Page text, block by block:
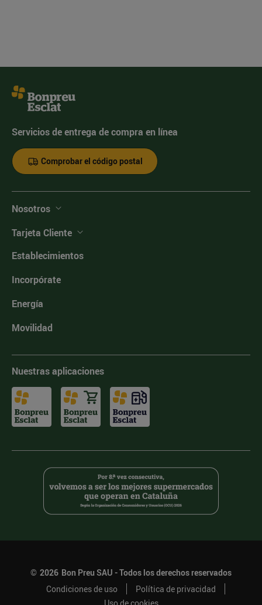
Servicios de entrega de compra en línea
Comprobar el código postal
Nosotros
Tarjeta Cliente
Establecimientos
Incorpórate
Energía
Movilidad
Nuestras aplicaciones
© 2026 Bon Preu SAU - Todos los derechos reservados
Condiciones de uso
Política de privacidad